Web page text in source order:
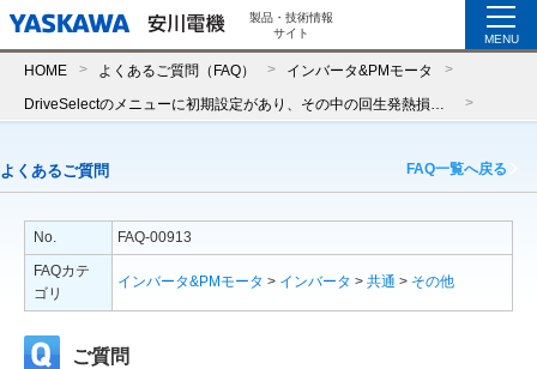
製品・技術情報
サイト
MENU
HOME よくあるご質問（FAQ） インバータ&PMモータ
よくあるご質問 FAQ一覧へ戻る
No.
FAQ-00913
FAQカテ
ゴリ
インバータ&PMモータ > インバータ > 共通 > その他
ご質問